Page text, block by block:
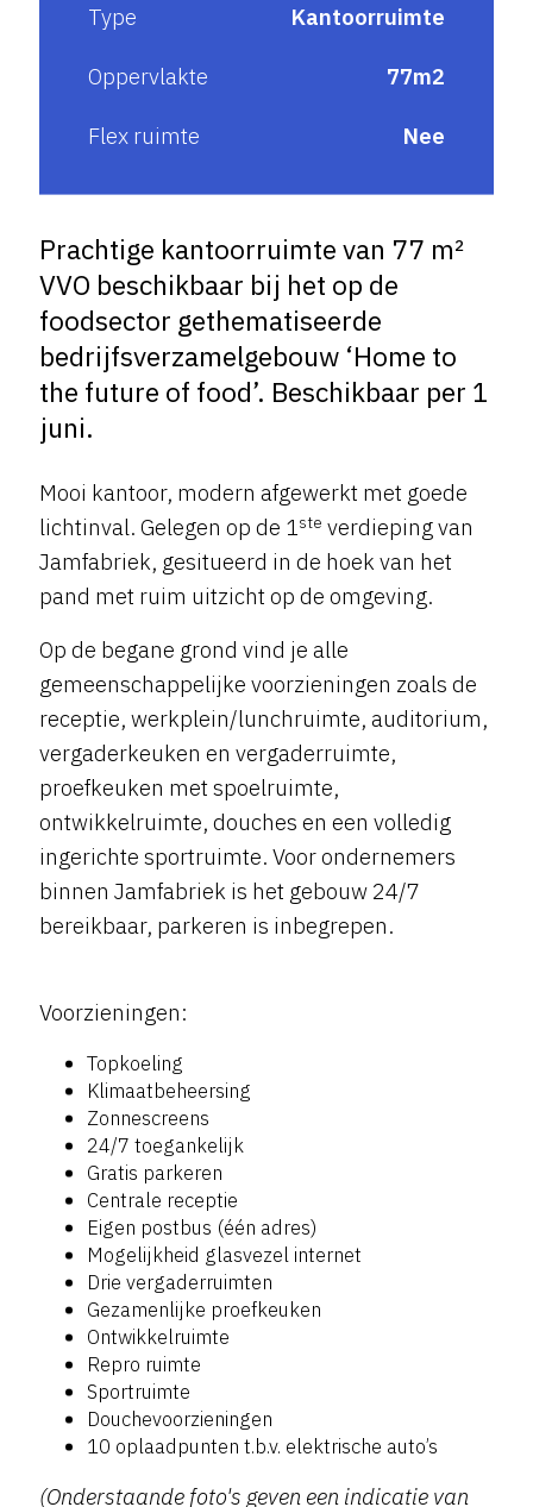
Prachtige kantoorruimte van 77 m²
VVO beschikbaar bij het op de
foodsector gethematiseerde
bedrijfsverzamelgebouw ‘Home to
the future of food’. Beschikbaar per 1
juni.
Mooi kantoor, modern afgewerkt met goede
lichtinval. Gelegen op de 1ste verdieping van
Jamfabriek, gesitueerd in de hoek van het
pand met ruim uitzicht op de omgeving.
Op de begane grond vind je alle
gemeenschappelijke voorzieningen zoals de
receptie, werkplein/lunchruimte, auditorium,
vergaderkeuken en vergaderruimte,
proefkeuken met spoelruimte,
ontwikkelruimte, douches en een volledig
ingerichte sportruimte. Voor ondernemers
binnen Jamfabriek is het gebouw 24/7
bereikbaar, parkeren is inbegrepen.
Voorzieningen:
Topkoeling
Klimaatbeheersing
Zonnescreens
24/7 toegankelijk
Gratis parkeren
Centrale receptie
Eigen postbus (één adres)
Mogelijkheid glasvezel internet
Drie vergaderruimten
Gezamenlijke proefkeuken
Ontwikkelruimte
Repro ruimte
Sportruimte
Douchevoorzieningen
10 oplaadpunten t.b.v. elektrische auto’s
(Onderstaande foto's geven een indicatie van
Type Kantoorruimte
Oppervlakte 77m2
Flex ruimte Nee